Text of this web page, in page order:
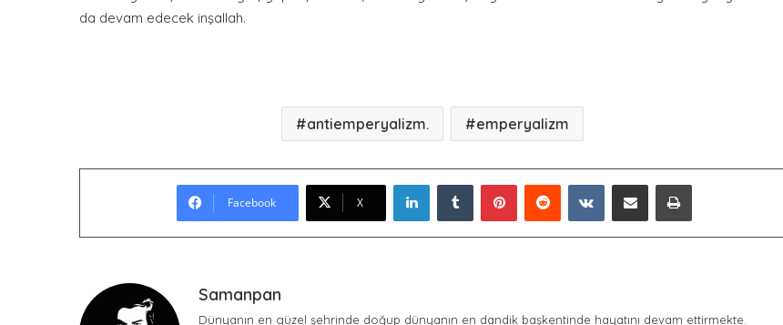
da devam edecek inşallah.
antiemperyalizm. emperyalizm
Facebook X
Samanpan
Dünyanın en güzel şehrinde doğup dünyanın en dandik başkentinde hayatını devam ettirmekte.